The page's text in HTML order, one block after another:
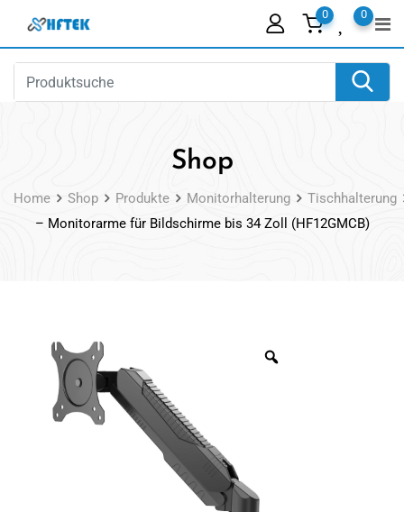
content
0
0
Shop
Home Shop Produkte Monitorhalterung
Tischhalterung
– Monitorarme für Bildschirme bis 34 Zoll (HF12GMCB)